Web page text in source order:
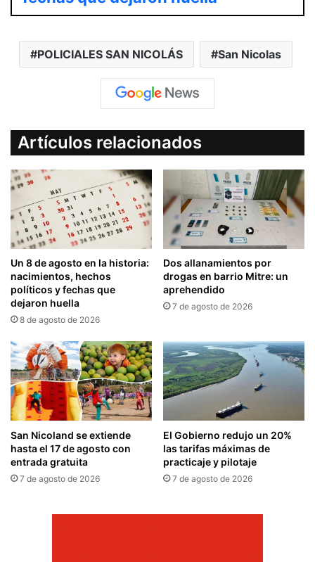
POLICIALES SAN NICOLÁS San Nicolas
Artículos relacionados
Un 8 de agosto en la historia:
nacimientos, hechos
políticos y fechas que
dejaron huella
8 de agosto de 2026
Dos allanamientos por
drogas en barrio Mitre: un
aprehendido
7 de agosto de 2026
San Nicoland se extiende
hasta el 17 de agosto con
entrada gratuita
7 de agosto de 2026
El Gobierno redujo un 20%
las tarifas máximas de
practicaje y pilotaje
7 de agosto de 2026